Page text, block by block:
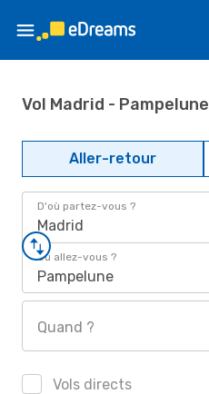
Vol Madrid - Pampelune
Aller-retour
D'où partez-vous ?
Madrid
Où allez-vous ?
Pampelune
Quand ?
Vols directs